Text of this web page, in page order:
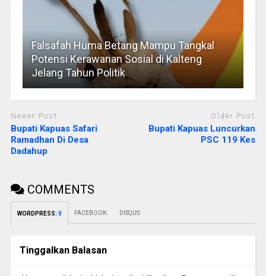
Falsafah Huma Betang Mampu Tangkal
Potensi Kerawanan Sosial di Kalteng
Jelang Tahun Politik
Newer Post
Bupati Kapuas Safari
Ramadhan Di Desa
Dadahup
Older Post
Bupati Kapuas Luncurkan
PSC 119 Kes
COMMENTS
WORDPRESS: 0 FACEBOOK: DISQUS:
Tinggalkan Balasan